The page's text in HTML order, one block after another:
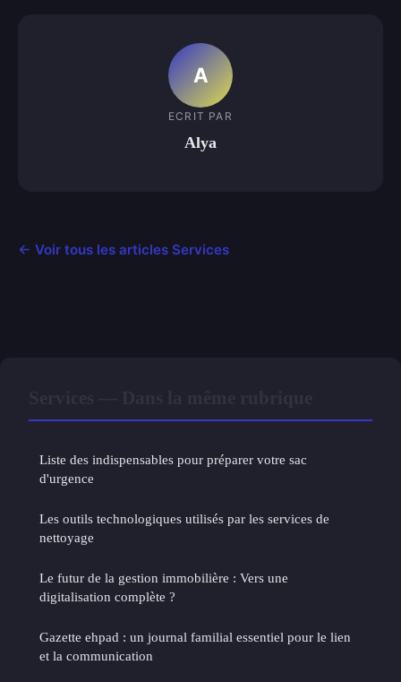
A
ECRIT PAR
Alya
← Voir tous les articles Services
Liste des indispensables pour préparer votre sac
d'urgence
Les outils technologiques utilisés par les services de
nettoyage
Le futur de la gestion immobilière : Vers une
digitalisation complète ?
Gazette ehpad : un journal familial essentiel pour le lien
et la communication